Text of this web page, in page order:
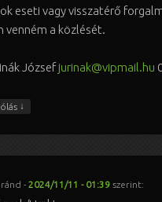
eseti vagy visszatérő
venném a közlését.
Józsefjurinak@vipmail.hu
↓
- 2024/11/11 - 01:39 szerint: